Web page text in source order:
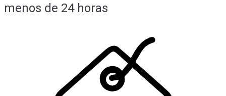
menos de 24 horas